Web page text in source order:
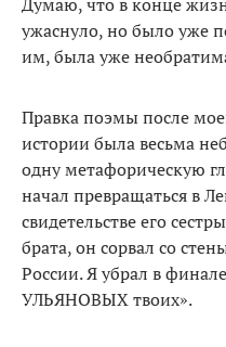
ужаснуло, но было уже
им, была уже
Правка поэмы после
истории была весьма
одну метафорическую
начал превращаться в
свидетельстве его
брата, он сорвал со
России. Я убрал в
УЛЬЯНОВЫХ твоих».